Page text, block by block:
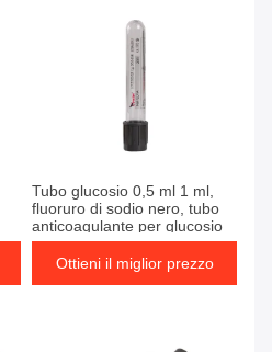
Tubo glucosio 0,5 ml 1 ml,
fluoruro di sodio nero, tubo
anticoagulante per glucosio
Ottieni il miglior prezzo